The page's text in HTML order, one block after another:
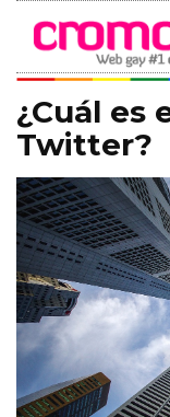
¿Cuál es
Twitter?